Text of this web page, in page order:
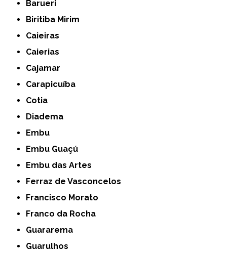
Barueri
Biritiba Mirim
Caieiras
Caierias
Cajamar
Carapicuíba
Cotia
Diadema
Embu
Embu Guaçú
Embu das Artes
Ferraz de Vasconcelos
Francisco Morato
Franco da Rocha
Guararema
Guarulhos